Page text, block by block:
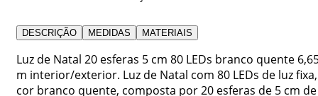
DESCRIÇÃO MEDIDAS MATERIAIS
Luz de Natal 20 esferas 5 cm 80 LEDs branco quente
m interior/exterior. Luz de Natal com 80 LEDs de luz fixa,
cor branco quente, composta por 20 esferas de 5 cm de